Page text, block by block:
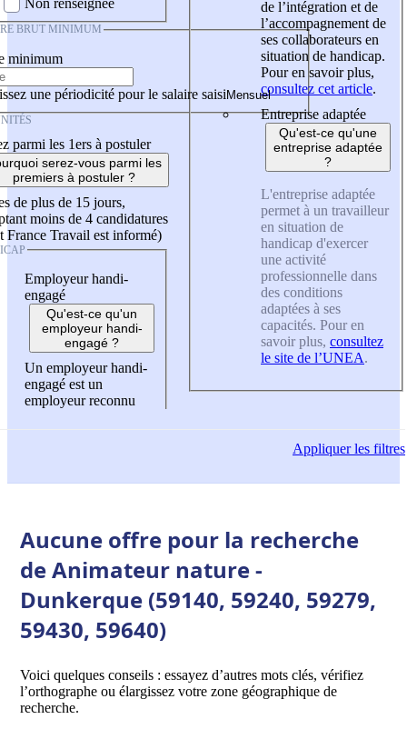
Non renseignée
BRUT MINIMUM
minimum
une périodicité pour le salaire saisi
parmi les 1ers à postuler
serez-vous parmi les
premiers à postuler ?
de plus de 15 jours,
moins de 4 candidatures
France Travail est informé)
Employeur handi-
engagé
Qu'est-ce qu'un
employeur handi-
engagé ?
Un employeur handi-
engagé est un
employeur reconnu
de l’intégration et de
l’accompagnement de
ses collaborateurs en
situation de handicap.
Pour en savoir plus,
consultez cet article.
Entreprise adaptée
Qu'est-ce qu'une
entreprise adaptée
?
L'entreprise adaptée
permet à un travailleur
en situation de
handicap d'exercer
une activité
professionnelle dans
des conditions
adaptées à ses
capacités. Pour en
savoir plus, consultez
le site de l’UNEA.
Appliquerles filtres
Aucune offre pour la recherche
de Animateur nature -
Dunkerque (59140, 59240, 59279,
59430, 59640)
Voici quelques conseils : essayez d’autres mots clés, vérifiez
l’orthographe ou élargissez votre zone géographique de
recherche.